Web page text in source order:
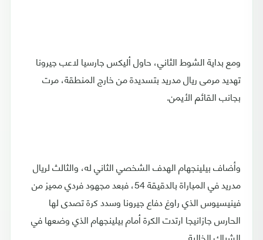
ومع بداية الشوط الثاني، حاول أليكس جارسيا لاعب جيرونا
تهديد مرمى ريال مدريد بتسديدة من خارج المنطقة، مرت
بجانب القائم الأيمن.
وأضاف بيلينجهام الهدف الشخصي الثاني له، والثالث لريال
مدريد في المباراة بالدقيقة 54، فبعد مجهود فردي مميز من
فينيسيوس الذي راوغ دفاع جيرونا وسدد كرة تصدى لها
الحارس جازانيجا ارتدت الكرة أمام بيلينجهام الذي وضعها في